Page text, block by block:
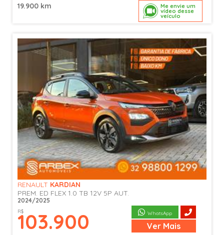
Me envie um
vídeo desse
veículo
19.900 km
RENAULT KARDIAN
PREM. ED FLEX 1.0 TB 12V 5P AUT.
2024/2025
R$
103.900 WhatsApp
Ver Mais